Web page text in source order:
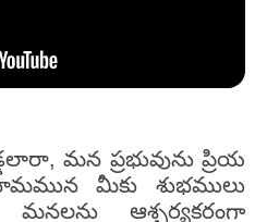
మన ప్రభువును ప్రియ
నామమున మీకు శుభములు
ఆశ్చర్యకరంగా